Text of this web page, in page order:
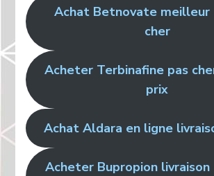
Achat Betnovate meilleur
cher
Acheter Terbinafine pas
prix
Achat Aldara en ligne
Acheter Bupropion livraison